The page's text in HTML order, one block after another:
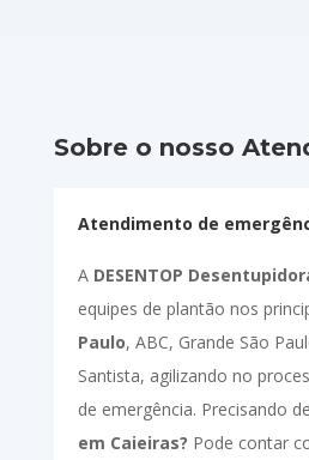
Sobre o nosso
Atendimento de
A DESENTOP
equipes de plantão nos
Paulo, ABC, Grande São
Santista, agilizando no
de emergência. Precisando de
em Caieiras? Pode contar